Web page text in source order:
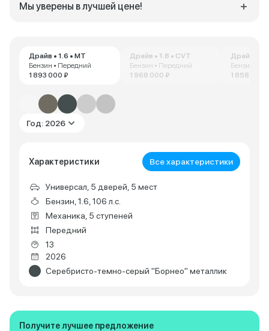
Драйв • 1.6 • MT
Бензин • Передний
1 893 000 ₽
Драйв • 1.8 • CVT
Бензин • Передний
1 968 000 ₽
Драйв •
Бензин •
1 858 712 ₽
Год: 2026
Характеристики Все характеристики
Универсал, 5 дверей, 5 мест
Бензин, 1.6, 106 л.с.
Механика, 5 ступеней
Передний
13
2026
Серебристо-темно-серый "Борнео" металлик
Мы уверены в лучшей цене!
Получите лучшее предложение